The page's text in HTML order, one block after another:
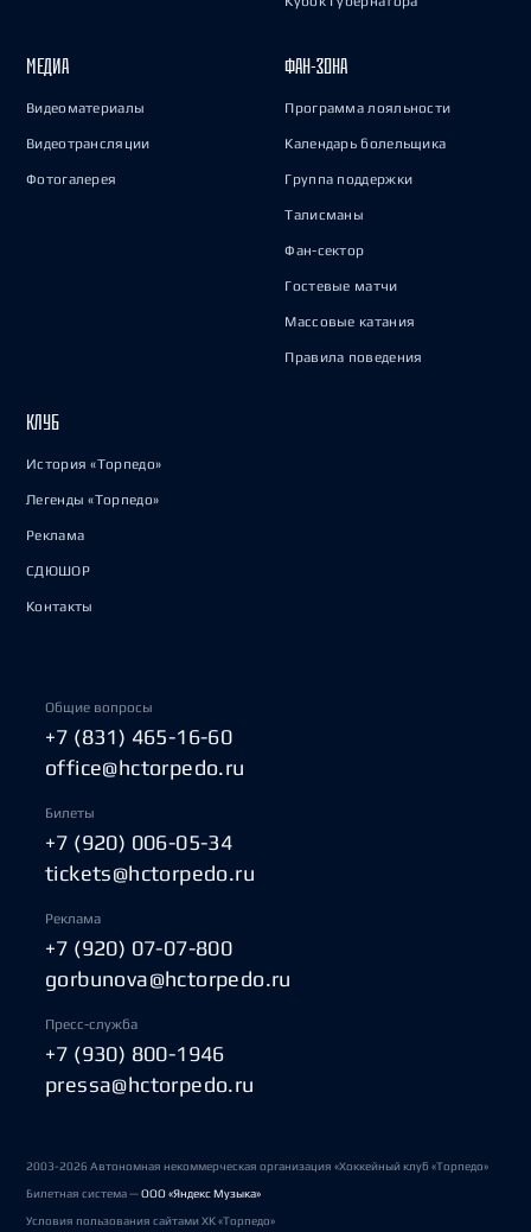
МЕДИА
Видеоматериалы
Видеотрансляции
Фотогалерея
ФАН-ЗОНА
Программа лояльности
Календарь болельщика
Группа поддержки
Талисманы
Фан-сектор
Гостевые матчи
Массовые катания
Правила поведения
КЛУБ
История «Торпедо»
Легенды «Торпедо»
Реклама
СДЮШОР
Контакты
Общие вопросы
+7 (831) 465-16-60
office@hctorpedo.ru
Билеты
+7 (920) 006-05-34
tickets@hctorpedo.ru
Реклама
+7 (920) 07-07-800
gorbunova@hctorpedo.ru
Пресс-служба
+7 (930) 800-1946
pressa@hctorpedo.ru
2003-2026 Автономная некоммерческая организация «Хоккейный клуб «Торпедо»
Билетная система —ООО «Яндекс Музыка»
Условия пользования сайтами ХК «Торпедо»